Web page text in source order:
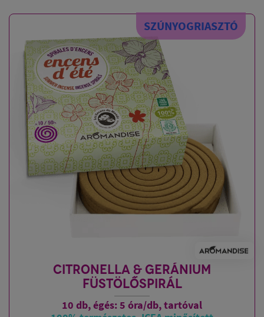
SZÚNYOGRIASZTÓ
CITRONELLA & GERÁNIUM
FÜSTÖLŐSPIRÁL
10 db, égés: 5 óra/db, tartóval